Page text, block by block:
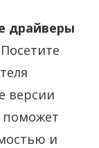
драйверы
версии
и